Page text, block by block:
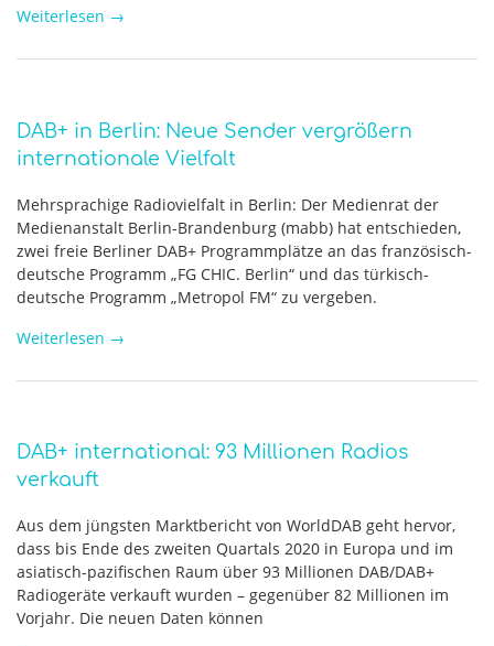
Weiterlesen →
DAB+ in Berlin: Neue Sender vergrößern
internationale Vielfalt
Mehrsprachige Radiovielfalt in Berlin: Der Medienrat der
Medienanstalt Berlin-Brandenburg (mabb) hat entschieden,
zwei freie Berliner DAB+ Programmplätze an das französisch-
deutsche Programm „FG CHIC. Berlin“ und das türkisch-
deutsche Programm „Metropol FM“ zu vergeben.
Weiterlesen →
DAB+ international: 93 Millionen Radios
verkauft
Aus dem jüngsten Marktbericht von WorldDAB geht hervor,
dass bis Ende des zweiten Quartals 2020 in Europa und im
asiatisch-pazifischen Raum über 93 Millionen DAB/DAB+
Radiogeräte verkauft wurden – gegenüber 82 Millionen im
Vorjahr. Die neuen Daten können